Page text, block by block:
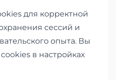
для корректной
сессий и
опыта. Вы
в настройках